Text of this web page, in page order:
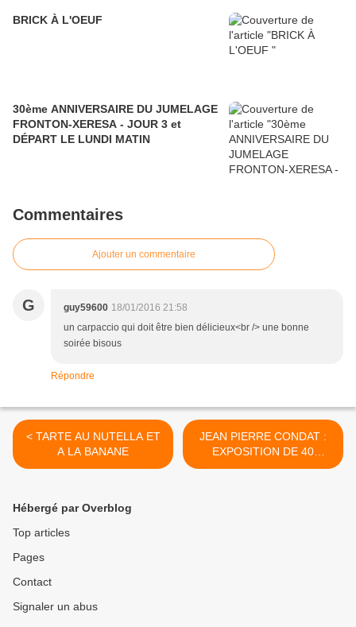
BRICK À L'OEUF
30ème ANNIVERSAIRE DU JUMELAGE
FRONTON-XERESA - JOUR 3 et
DÉPART LE LUNDI MATIN
Commentaires
Ajouter un commentaire
G guy59600 18/01/2016 21:58
un carpaccio qui doit être bien délicieux<br /> une bonne
soirée bisous
Répondre
< TARTE AU NUTELLA ET
A LA BANANE
JEAN PIERRE CONDAT :
EXPOSITION DE 40
OEUVRES A BLAGNAC >
Hébergé par Overblog
Top articles
Pages
Contact
Signaler un abus